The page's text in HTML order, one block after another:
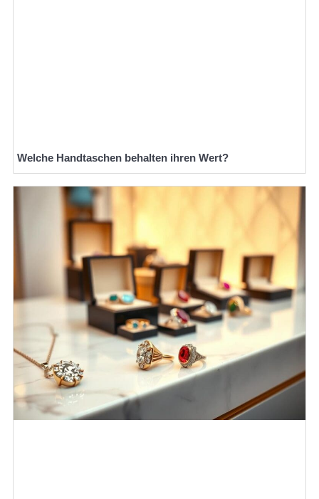
Welche Handtaschen behalten ihren Wert?